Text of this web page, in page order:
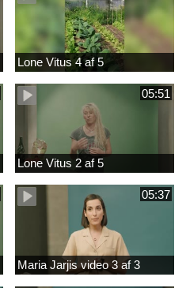
Lone Vitus 4 af 5
05:51
Lone Vitus 2 af 5
05:37
Maria Jarjis video 3 af 3